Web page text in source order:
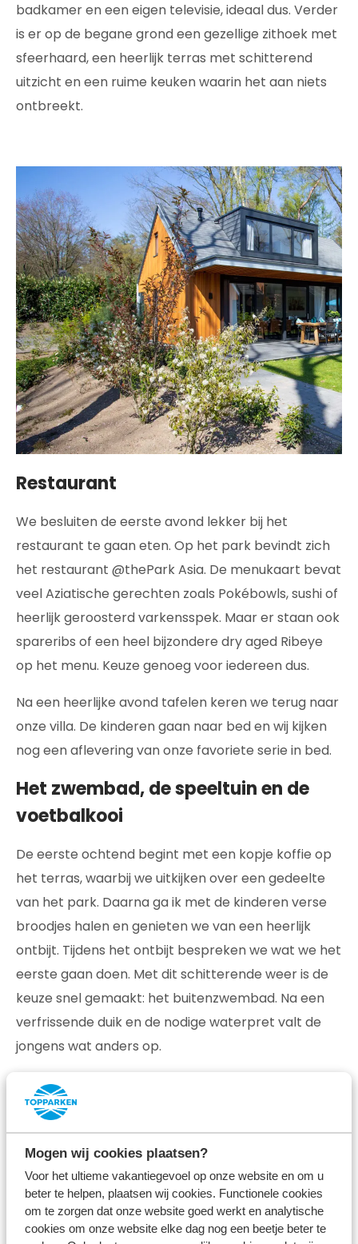
Mogen wij cookies plaatsen?
Voor het ultieme vakantiegevoel op onze website en om u
beter te helpen, plaatsen wij cookies. Functionele cookies
om te zorgen dat onze website goed werkt en analytische
cookies om onze website elke dag nog een beetje beter te
badkamer en een eigen televisie, ideaal dus. Verder
is er op de begane grond een gezellige zithoek met
sfeerhaard, een heerlijk terras met schitterend
uitzicht en een ruime keuken waarin het aan niets
ontbreekt.
Restaurant
We besluiten de eerste avond lekker bij het
restaurant te gaan eten. Op het park bevindt zich
het restaurant @thePark Asia. De menukaart bevat
veel Aziatische gerechten zoals Pokébowls, sushi of
heerlijk geroosterd varkensspek. Maar er staan ook
spareribs of een heel bijzondere dry aged Ribeye
op het menu. Keuze genoeg voor iedereen dus.
Na een heerlijke avond tafelen keren we terug naar
onze villa. De kinderen gaan naar bed en wij kijken
nog een aflevering van onze favoriete serie in bed.
Het zwembad, de speeltuin en de
voetbalkooi
De eerste ochtend begint met een kopje koffie op
het terras, waarbij we uitkijken over een gedeelte
van het park. Daarna ga ik met de kinderen verse
broodjes halen en genieten we van een heerlijk
ontbijt. Tijdens het ontbijt bespreken we wat we het
eerste gaan doen. Met dit schitterende weer is de
keuze snel gemaakt: het buitenzwembad. Na een
verfrissende duik en de nodige waterpret valt de
jongens wat anders op.